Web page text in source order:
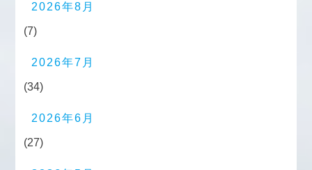
2026年8月
(7)
2026年7月
(34)
2026年6月
(27)